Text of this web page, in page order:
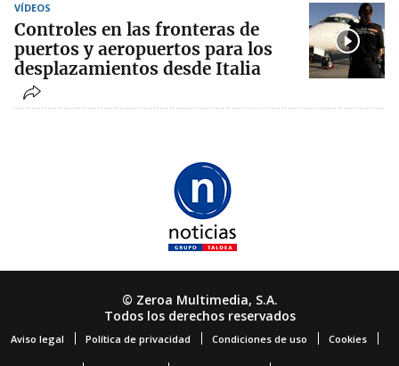
VÍDEOS
Controles en las fronteras de
puertos y aeropuertos para los
desplazamientos desde Italia
© Zeroa Multimedia, S.A.
Todos los derechos reservados
Aviso legal Política de privacidad Condiciones de uso Cookies